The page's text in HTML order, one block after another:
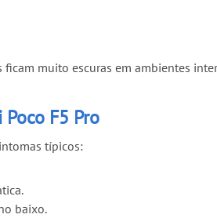
muito escuras em ambientes
F5 Pro
típicos:
baixo.